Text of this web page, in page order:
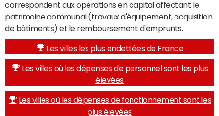
correspondent aux opérations en capital affectant le
patrimoine communal (travaux d'équipement, acquisition
de bâtiments) et le remboursement d'emprunts.
Les villes les plus endettées de France
Les villes où les dépenses de personnel sont les plus
élevées
Les villes où les dépenses de fonctionnement sont les
plus élevées